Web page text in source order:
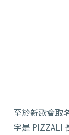
至於新歌會取
字是 PIZZALI